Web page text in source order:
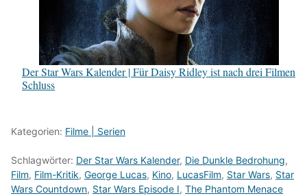
Der Star Wars Kalender | Für Daisy Ridley ist nach drei Filmen
Schluss
Kategorien: Filme | Serien
Schlagwörter: Der Star Wars Kalender, Die Dunkle Bedrohung,
Film, Film-Kritik, George Lucas, Kino, LucasFilm, Star Wars, Star
Wars Countdown, Star Wars Episode I, The Phantom Menace